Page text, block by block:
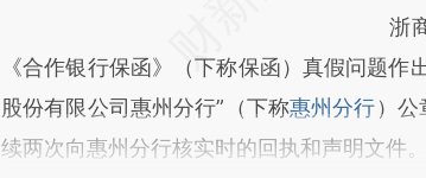
浙商
《合作银行保函》（下称保函）真假问题
股份有限公司惠州分行”（下称惠州分行）
续两次向惠州分行核实时的回执和声明文件。